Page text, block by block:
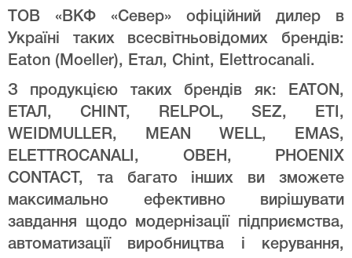
ТОВ «ВКФ «Север» офіційний дилер в
Україні таких всесвітньовідомих брендів:
Eaton (Moeller), Етал, Chint, Elettrocanali.
З продукцією таких брендів як: EATON,
ЕТАЛ, CHINT, RELPOL, SEZ, ETI,
WEIDMULLER, MEAN WELL, EMAS,
ELETTROCANALI, ОВЕН, PHOENIX
CONTACT, та багато інших ви зможете
максимально ефективно вирішувати
завдання щодо модернізації підприємства,
автоматизації виробництва і керування,